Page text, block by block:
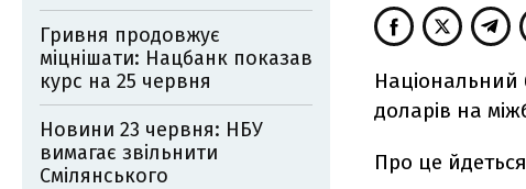
Національний
доларів на
Про це
Гривня продовжує
міцнішати: Нацбанк показав
курс на 25 червня
Новини 23 червня: НБУ
вимагає звільнити
Смілянського